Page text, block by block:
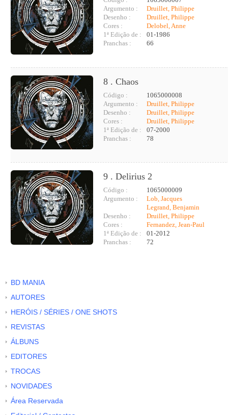
Argumento :
Druillet, Philippe
Desenho :
Druillet, Philippe
Cores :
Delobel, Anne
1ª Edição de :
01-1986
Pranchas :
66
8 . Chaos
Código :
1065000008
Argumento :
Druillet, Philippe
Desenho :
Druillet, Philippe
Cores :
Druillet, Philippe
1ª Edição de :
07-2000
Pranchas :
78
9 . Delirius 2
Código :
1065000009
Argumento :
Lob, Jacques
Legrand, Benjamin
Desenho :
Druillet, Philippe
Cores :
Fernandez, Jean-Paul
1ª Edição de :
01-2012
Pranchas :
72
BD MANIA
AUTORES
HERÓIS / SÉRIES / ONE SHOTS
REVISTAS
ÁLBUNS
EDITORES
TROCAS
NOVIDADES
Área Reservada